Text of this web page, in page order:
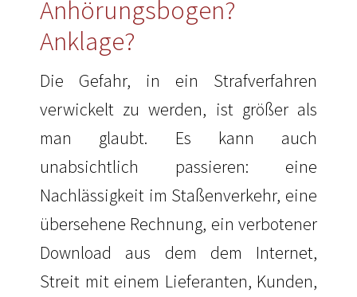
Anhörungsbogen?
Anklage?
Die Gefahr, in ein Strafverfahren
verwickelt zu werden, ist größer als
man glaubt. Es kann auch
unabsichtlich passieren: eine
Nachlässigkeit im Staßenverkehr, eine
übersehene Rechnung, ein verbotener
Download aus dem dem Internet,
Streit mit einem Lieferanten, Kunden,